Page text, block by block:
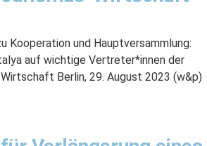
Kooperation und Hauptversammlung:
auf wichtige Vertreter*innen der
Berlin, 29. August 2023 (w&p)